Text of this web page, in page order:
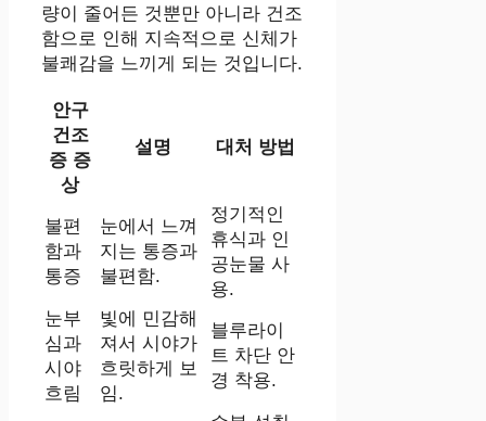
량이 줄어든 것뿐만 아니라 건조
함으로 인해 지속적으로 신체가
불쾌감을 느끼게 되는 것입니다.
안구
건조
증 증
상
설명 대처 방법
불편
함과
통증
눈에서 느껴
지는 통증과
불편함.
정기적인
휴식과 인
공눈물 사
용.
눈부
심과
시야
흐림
빛에 민감해
져서 시야가
흐릿하게 보
임.
블루라이
트 차단 안
경 착용.